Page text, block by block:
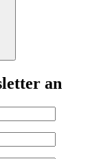
an